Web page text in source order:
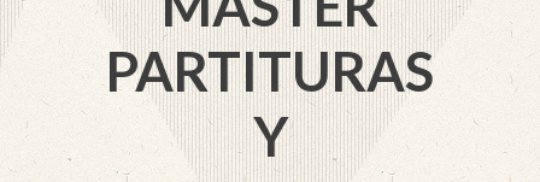
PARTITURAS
Y